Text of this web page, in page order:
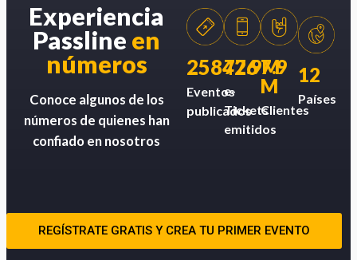
Experiencia
Passline en
números
Conoce algunos de los
números de quienes han
confiado en nosotros
258426
Eventos
publicados
77.9M
e-
Tickets
emitidos
7.9
M
Clientes
12
Países
REGÍSTRATE GRATIS Y CREA TU PRIMER EVENTO